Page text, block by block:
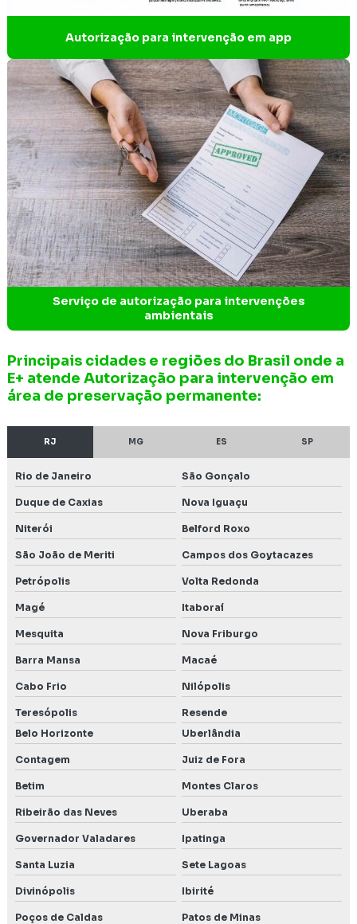
Estudo de impacto ambiental EIA
Estudo de impacto ambiental parque eólico
Estudo de impacto ambiental simplificado
Estudo referente a critério locacional e reserva da
biosfera
Estudo e relatório de impacto ambiental
Estudos ambientais EIA rima
Estudos ambientais para licenciamento
Estudos espeleológicos
Gerenciamento de resíduos industriais
Instalação de poço de monitoramento
Inventário florestal de eucalipto
Inventário florestal nacional
Inventário florestal de nativas
Inventário florestal preço
Investigação confirmatória de passivo ambiental
Investigação de passivo
Investigação de passivo ambiental
Investigação de passivo ambiental em postos de
combustíveis
Levantamento de fauna
Levantamento de fauna e flora
Levantamento de fauna para licenciamento ambiental
Santa
Levantamento de flora
Levantamento de meio biótico
Autorização para intervenção em app
Serviço de autorização para intervenções
ambientais
Principais cidades e regiões do Brasil onde a
E+ atende Autorização para intervenção em
área de preservação permanente:
RJ MG ES SP
Rio de Janeiro São Gonçalo
Duque de Caxias Nova Iguaçu
Niterói Belford Roxo
São João de Meriti Campos dos Goytacazes
Petrópolis Volta Redonda
Magé Itaboraí
Mesquita Nova Friburgo
Barra Mansa Macaé
Cabo Frio Nilópolis
Teresópolis
Resende
Belo Horizonte
Uberlândia
Contagem Juiz de Fora
Betim Montes Claros
Ribeirão das Neves Uberaba
Governador Valadares Ipatinga
Santa Luzia Sete Lagoas
Divinópolis Ibirité
Poços de Caldas Patos de Minas